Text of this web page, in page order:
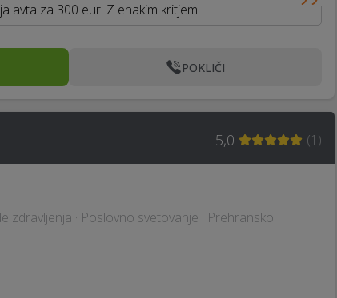
avta za 300 eur. Z enakim kritjem.
POKLIČI
5,0 (1 )
zdravljenja · Poslovno svetovanje · Prehransko